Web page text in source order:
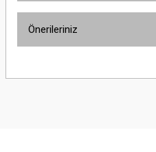
Önerileriniz
yetersiz gördüğünüz noktaları